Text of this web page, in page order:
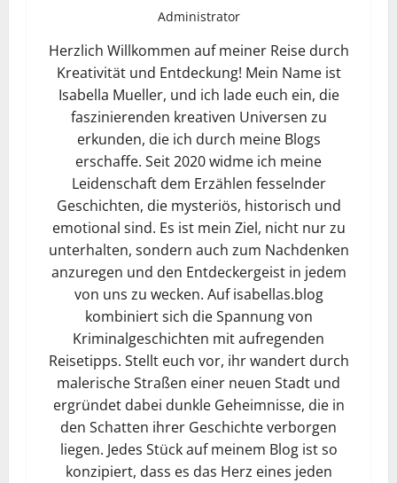
Administrator
Herzlich Willkommen auf meiner Reise durch
Kreativität und Entdeckung! Mein Name ist
Isabella Mueller, und ich lade euch ein, die
faszinierenden kreativen Universen zu
erkunden, die ich durch meine Blogs
erschaffe. Seit 2020 widme ich meine
Leidenschaft dem Erzählen fesselnder
Geschichten, die mysteriös, historisch und
emotional sind. Es ist mein Ziel, nicht nur zu
unterhalten, sondern auch zum Nachdenken
anzuregen und den Entdeckergeist in jedem
von uns zu wecken. Auf isabellas.blog
kombiniert sich die Spannung von
Kriminalgeschichten mit aufregenden
Reisetipps. Stellt euch vor, ihr wandert durch
malerische Straßen einer neuen Stadt und
ergründet dabei dunkle Geheimnisse, die in
den Schatten ihrer Geschichte verborgen
liegen. Jedes Stück auf meinem Blog ist so
konzipiert, dass es das Herz eines jeden